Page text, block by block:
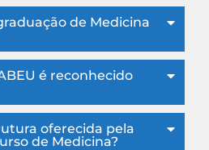
de Medicina
é reconhecido
oferecida pela
de Medicina?